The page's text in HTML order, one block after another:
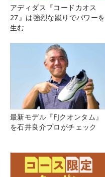
アディダス『コードカオス
27』は強烈な蹴りでパワーを
生む
最新モデル『FJクオンタム』
を石井良介プロがチェック